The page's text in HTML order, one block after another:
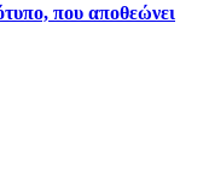
που αποθεώνει